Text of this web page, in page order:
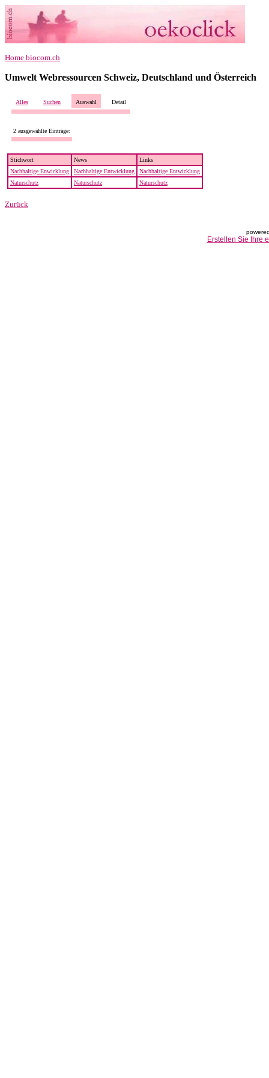
Home biocom.ch
Umwelt Webressourcen Schweiz, Deutschland und Österreich
Alles Suchen Auswahl Detail
2 ausgewählte Einträge:
Stichwort News
Links
Nachhaltige Enwicklung
Nachhaltige Entwicklung
Nachhaltige Entwicklung
Naturschutz
Naturschutz Naturschutz
Zurück
Erstellen Sie Ihre